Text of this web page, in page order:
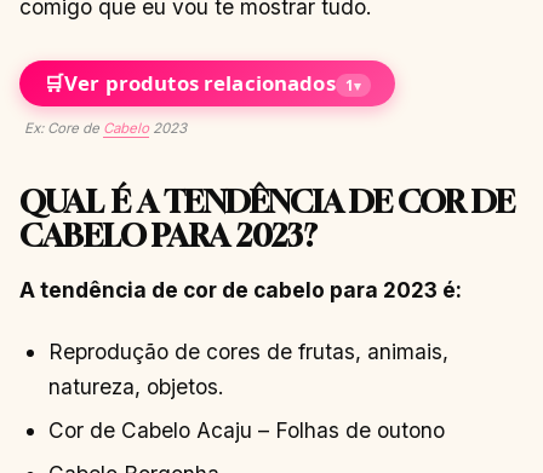
comigo que eu vou te mostrar tudo.
🛒Ver produtos relacionados 1▾
Ex: Core de Cabelo2023
QUAL É A TENDÊNCIA DE COR DE
CABELO PARA 2023?
A tendência de cor de cabelo para 2023 é:
Reprodução de cores de frutas, animais,
natureza, objetos.
Cor de Cabelo Acaju – Folhas de outono